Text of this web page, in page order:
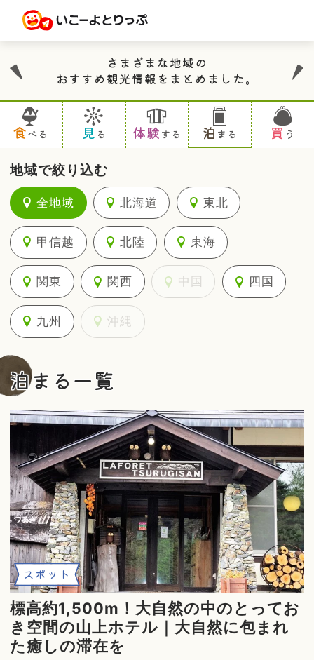
さまざまな地域の
おすすめ観光情報をまとめました。
食べる 見 る 体験する 泊 まる 買う
地域で絞り込む
全地域 北海道 東北
甲信越 北陸 東海
関東 関西 中国 四国
九州 沖縄
泊まる一覧
スポット
標高約1,500m！大自然の中のとってお
き空間の山上ホテル｜大自然に包まれ
た癒しの滞在を